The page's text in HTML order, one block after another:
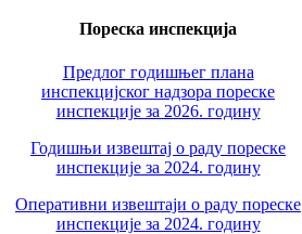
Пореска инспекција
Предлог годишњег плана
инспекцијског надзора пореске
инспекције за 2026. годину
Годишњи извештај о раду пореске
инспекције за 2024. годину
Оперативни извештаји о раду пореске
инспекције за 2024. годину